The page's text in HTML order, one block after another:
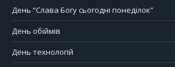
День “Слава Богу сьогодні понеділок”
День обіймів
День технологій